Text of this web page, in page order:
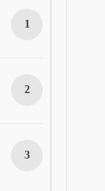
1
2
3